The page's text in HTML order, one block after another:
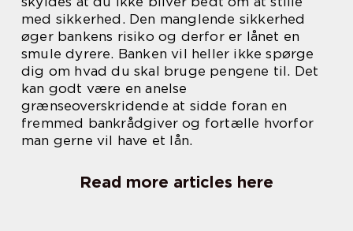
med sikkerhed. Den manglende sikkerhed
øger bankens risiko og derfor er lånet en
smule dyrere. Banken vil heller ikke spørge
dig om hvad du skal bruge pengene til. Det
kan godt være en anelse
grænseoverskridende at sidde foran en
fremmed bankrådgiver og fortælle hvorfor
man gerne vil have et lån.
Read more articles here